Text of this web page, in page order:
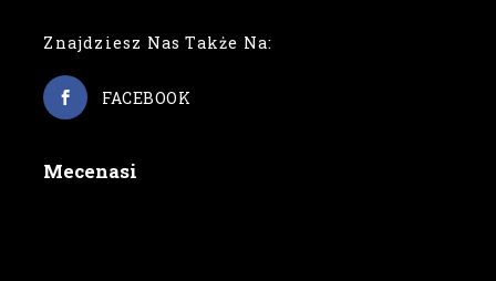
Znajdziesz Nas Także Na:
FACEBOOK
Mecenasi